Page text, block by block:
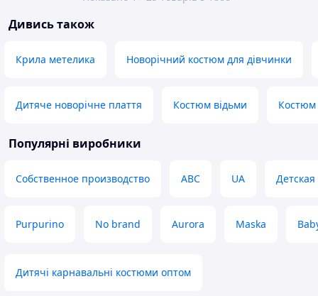
Дивись також
Крила метелика Новорічний костюм для дівчинки
Дитяче новорічне плаття Костюм відьми Костюм
Популярні виробники
Собственное производство ABC UA
Purpurino No brand Aurora Maska
Дитячі карнавальні костюми оптом